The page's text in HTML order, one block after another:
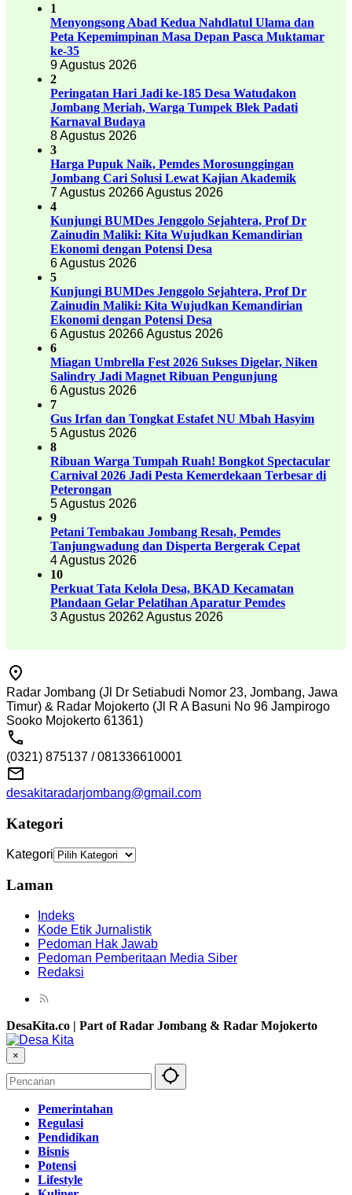
1
Menyongsong Abad Kedua Nahdlatul Ulama dan
Peta Kepemimpinan Masa Depan Pasca Muktamar
ke-35
9 Agustus 2026
2
Peringatan Hari Jadi ke-185 Desa Watudakon
Jombang Meriah, Warga Tumpek Blek Padati
Karnaval Budaya
8 Agustus 2026
3
Harga Pupuk Naik, Pemdes Morosunggingan
Jombang Cari Solusi Lewat Kajian Akademik
7 Agustus 20266 Agustus 2026
4
Kunjungi BUMDes Jenggolo Sejahtera, Prof Dr
Zainudin Maliki: Kita Wujudkan Kemandirian
Ekonomi dengan Potensi Desa
6 Agustus 2026
5
Kunjungi BUMDes Jenggolo Sejahtera, Prof Dr
Zainudin Maliki: Kita Wujudkan Kemandirian
Ekonomi dengan Potensi Desa
6 Agustus 20266 Agustus 2026
6
Miagan Umbrella Fest 2026 Sukses Digelar, Niken
Salindry Jadi Magnet Ribuan Pengunjung
6 Agustus 2026
7
Gus Irfan dan Tongkat Estafet NU Mbah Hasyim
5 Agustus 2026
8
Ribuan Warga Tumpah Ruah! Bongkot Spectacular
Carnival 2026 Jadi Pesta Kemerdekaan Terbesar di
Peterongan
5 Agustus 2026
9
Petani Tembakau Jombang Resah, Pemdes
Tanjungwadung dan Disperta Bergerak Cepat
4 Agustus 2026
10
Perkuat Tata Kelola Desa, BKAD Kecamatan
Plandaan Gelar Pelatihan Aparatur Pemdes
3 Agustus 20262 Agustus 2026
Radar Jombang (Jl Dr Setiabudi Nomor 23, Jombang, Jawa
Timur) & Radar Mojokerto (Jl R A Basuni No 96 Jampirogo
Sooko Mojokerto 61361)
(0321) 875137 / 081336610001
desakitaradarjombang@gmail.com
Kategori
Kategori
Laman
Indeks
Kode Etik Jurnalistik
Pedoman Hak Jawab
Pedoman Pemberitaan Media Siber
Redaksi
DesaKita.co | Part of Radar Jombang & Radar Mojokerto
×
Pemerintahan
Regulasi
Pendidikan
Bisnis
Potensi
Lifestyle